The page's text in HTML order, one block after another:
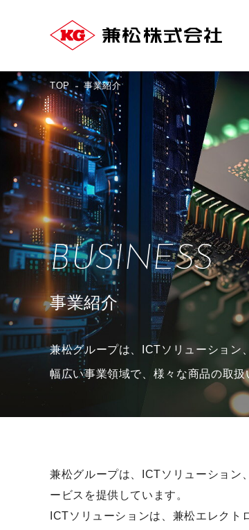
TOP 事業紹介
BUSINESS
事業紹介
兼松グループは、ICTソリューション
幅広い事業領域で、様々な商品の取
兼松グループは、ICTソリューション
ービスを提供しています。
ICTソリューションは、兼松エレク